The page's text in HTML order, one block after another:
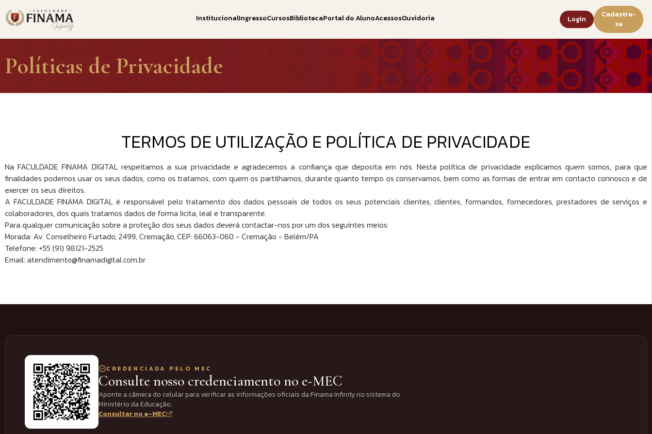
InstitucionalIngressoCursosBibliotecaPortal do AlunoAcessosOuvidoria Login
Cadastre-
se
Políticas de Privacidade
TERMOS DE UTILIZAÇÃO E POLÍTICA DE PRIVACIDADE
Na FACULDADE FINAMA DIGITAL respeitamos a sua privacidade e agradecemos a confiança que deposita em nós. Nesta política de privacidade explicamos quem somos, para que
finalidades podemos usar os seus dados, como os tratamos, com quem os partilhamos, durante quanto tempo os conservamos, bem como as formas de entrar em contacto connosco e de
exercer os seus direitos.
A FACULDADE FINAMA DIGITAL é responsável pelo tratamento dos dados pessoais de todos os seus potenciais clientes, clientes, formandos, fornecedores, prestadores de serviços e
colaboradores, dos quais tratamos dados de forma licita, leal e transparente.
Para qualquer comunicação sobre a proteção dos seus dados deverá contactar-nos por um dos seguintes meios:
Morada: Av. Conselheiro Furtado, 2499, Cremação, CEP: 66063-060 - Cremação - Belém/PA
Telefone: +55 (91) 98121-2525
Email: atendimento@finamadigital.com.br
CREDENCIADA PELO MEC
Consulte nosso credenciamento no e-MEC
Aponte a câmera do celular para verificar as informações oficiais da Finama Infinity no sistema do
Ministério da Educação.
Consultar no e-MEC